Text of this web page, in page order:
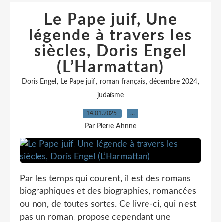
Le Pape juif, Une
légende à travers les
siècles, Doris Engel
(L’Harmattan)
Doris Engel , Le Pape juif, roman français, décembre 2024,
judaïsme
14.01.2025 …
Par Pierre Ahnne
Par les temps qui courent, il est des romans
biographiques et des biographies, romancées
ou non, de toutes sortes. Ce livre-ci, qui n’est
pas un roman, propose cependant une